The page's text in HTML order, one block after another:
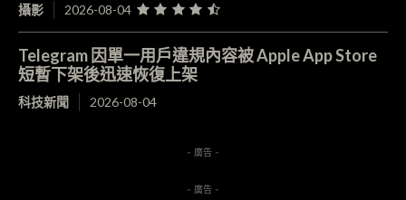
攝影 2026-08-04
Telegram 因單一用戶違規內容被 Apple App Store
短暫下架後迅速恢復上架
科技新聞 2026-08-04
- 廣告 -
- 廣告 -